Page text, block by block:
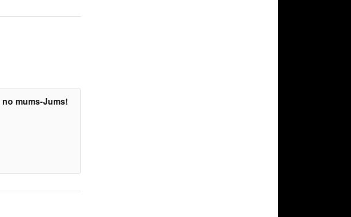
mums-Jums!